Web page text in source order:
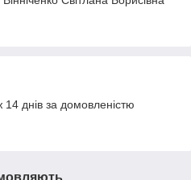
днів за домовленістю